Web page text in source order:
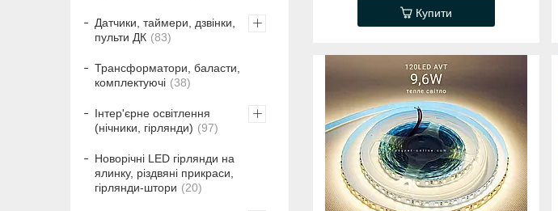
Купити
Датчики, таймери, дзвінки,
пульти ДК
83
Трансформатори, баласти,
комплектуючі
38
Інтер'єрне освітлення
(нічники, гірлянди)
97
Новорічні LED гірлянди на
ялинку, різдвяні прикраси,
гірлянди-штори
20